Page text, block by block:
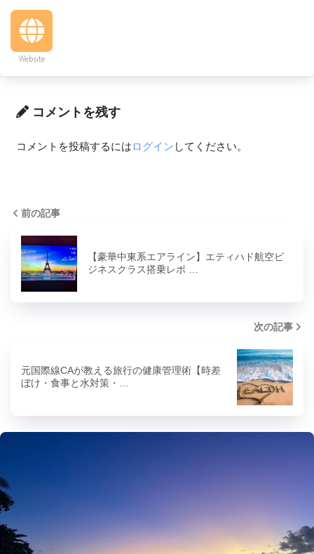
Website
コメントを残す
コメントを投稿するにはログイン してください。
前の記事
【豪華中東系エアライン】エティハド航空ビ
ジネスクラス搭乗レポ …
次の記事
元国際線CAが教える旅行の健康管理術【時差
ぼけ・食事と水対策・…